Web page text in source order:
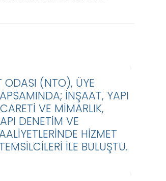
ODASI (NTO), ÜYE
İNŞAAT, YAPI
VE MİMARLIK,
DENETİM VE
HİZMET
İLE BULUŞTU.